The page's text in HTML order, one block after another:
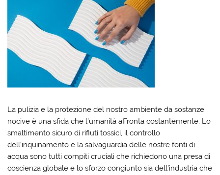
La pulizia e la protezione del nostro ambiente da sostanze
nocive è una sfida che l’umanità affronta costantemente. Lo
smaltimento sicuro di rifiuti tossici, il controllo
dell’inquinamento e la salvaguardia delle nostre fonti di
acqua sono tutti compiti cruciali che richiedono una presa di
coscienza globale e lo sforzo congiunto sia dell’industria che